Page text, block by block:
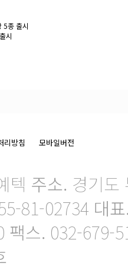
5종 출시
시
리방침 모바일버전
텍 주소. 경기도
81-02734 대
팩스. 032-679-